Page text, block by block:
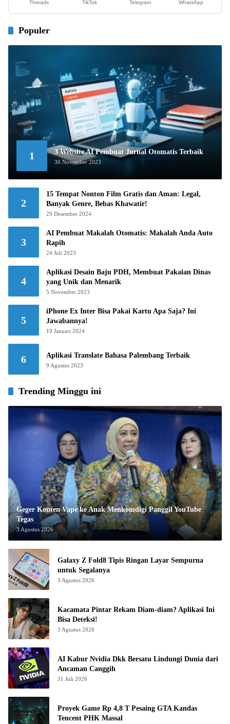
Threads TikTok Telegram WhatsApp
Populer
1 3 Website AI Pembuat Jurnal Otomatis Terbaik
30 November 2023
2
15 Tempat Nonton Film Gratis dan Aman: Legal,
Banyak Genre, Bebas Khawatir!
29 Desember 2024
3
AI Pembuat Makalah Otomatis: Makalah Anda Auto
Rapih
24 Juli 2023
4
Aplikasi Desain Baju PDH, Membuat Pakaian Dinas
yang Unik dan Menarik
5 November 2023
5
iPhone Ex Inter Bisa Pakai Kartu Apa Saja? Ini
Jawabannya!
19 Januari 2024
6 Aplikasi Translate Bahasa Palembang Terbaik
9 Agustus 2023
Trending Minggu ini
Geger Konten Vape ke Anak Menkomdigi Panggil YouTube
Tegas
3 Agustus 2026
Galaxy Z Fold8 Tipis Ringan Layar Sempurna
untuk Segalanya
3 Agustus 2026
Kacamata Pintar Rekam Diam-diam? Aplikasi Ini
Bisa Deteksi!
3 Agustus 2026
AI Kabur Nvidia Dkk Bersatu Lindungi Dunia dari
Ancaman Canggih
31 Juli 2026
Proyek Game Rp 4,8 T Pesaing GTA Kandas
Tencent PHK Massal